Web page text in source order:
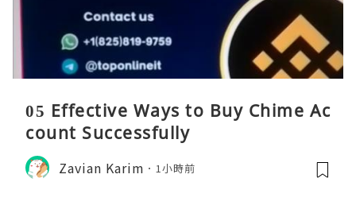
05 Effective Ways to Buy Chime Ac
count Successfully
Zavian Karim 1小時前